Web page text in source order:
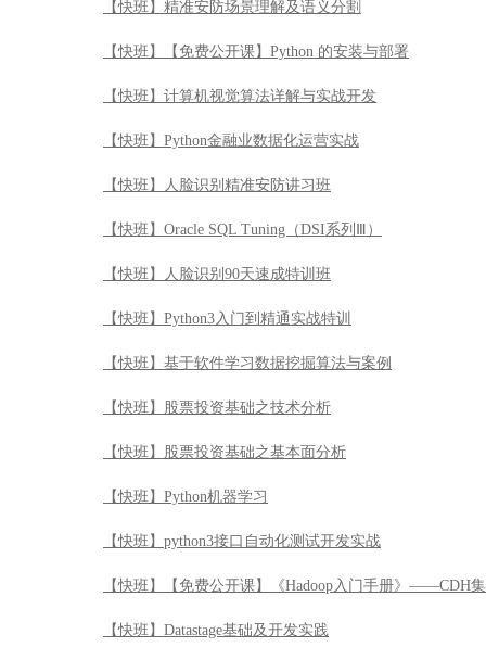
【快班】Oracle SQL Tuning（DSI系列Ⅲ）
【快班】人脸识别90天速成特训班
【快班】Python3入门到精通实战特训
【快班】基于软件学习数据挖掘算法与案例
【快班】股票投资基础之技术分析
【快班】股票投资基础之基本面分析
【快班】Python机器学习
【快班】python3接口自动化测试开发实战
【快班】【免费公开课】《Hadoop入门手册》——CDH
【快班】Datastage基础及开发实践
【快班】Tensorflow工程师职场实战技
【快班】互联网金融中的交易反欺诈模型
【快班】机器学习及其matlab实现—从基础到实践
【快班】OpenAI强化学习实战
【快班】Node.js项目实战：从编写代码到服务器部署